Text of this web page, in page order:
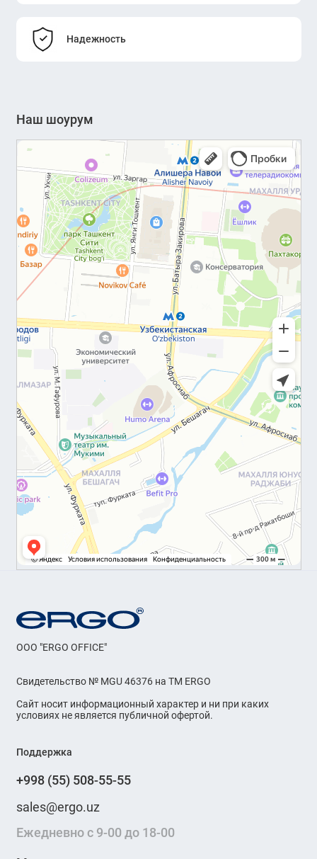
Надежность
Наш шоурум
OOO "ERGO OFFICE"
Свидетельство № MGU 46376 на ТМ ERGO
Сайт носит информационный характер и ни при каких
условиях не является публичной офертой.
Поддержка
+998 (55) 508-55-55
sales@ergo.uz
Ежедневно с 9-00 до 18-00